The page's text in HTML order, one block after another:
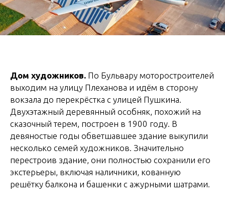
Дом художников. По Бульвару моторостроителей
выходим на улицу Плеханова и идём в сторону
вокзала до перекрёстка с улицей Пушкина.
Двухэтажный деревянный особняк, похожий на
сказочный терем, построен в 1900 году. В
девяностые годы обветшавшее здание выкупили
несколько семей художников. Значительно
перестроив здание, они полностью сохранили его
экстерьеры, включая наличники, кованную
решётку балкона и башенки с ажурными шатрами.